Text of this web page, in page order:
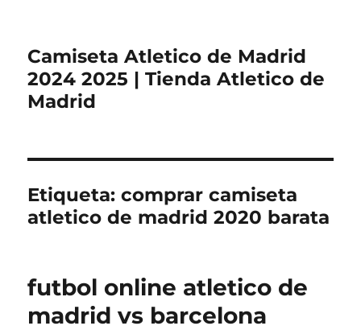
Camiseta Atletico de Madrid
2024 2025 | Tienda Atletico de
Madrid
Etiqueta:comprar camiseta
atletico de madrid 2020 barata
futbol online atletico de
madrid vs barcelona